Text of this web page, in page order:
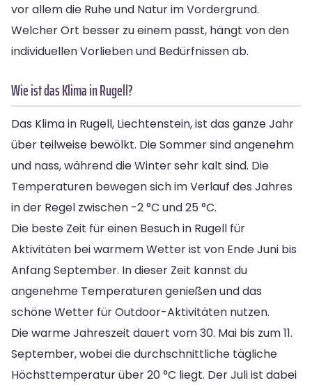
vor allem die Ruhe und Natur im Vordergrund.
Welcher Ort besser zu einem passt, hängt von den
individuellen Vorlieben und Bedürfnissen ab.
Wie ist das Klima in Rugell?
Das Klima in Rugell, Liechtenstein, ist das ganze Jahr
über teilweise bewölkt. Die Sommer sind angenehm
und nass, während die Winter sehr kalt sind. Die
Temperaturen bewegen sich im Verlauf des Jahres
in der Regel zwischen -2 °C und 25 °C.
Die beste Zeit für einen Besuch in Rugell für
Aktivitäten bei warmem Wetter ist von Ende Juni bis
Anfang September. In dieser Zeit kannst du
angenehme Temperaturen genießen und das
schöne Wetter für Outdoor-Aktivitäten nutzen.
Die warme Jahreszeit dauert vom 30. Mai bis zum 11.
September, wobei die durchschnittliche tägliche
Höchsttemperatur über 20 °C liegt. Der Juli ist dabei